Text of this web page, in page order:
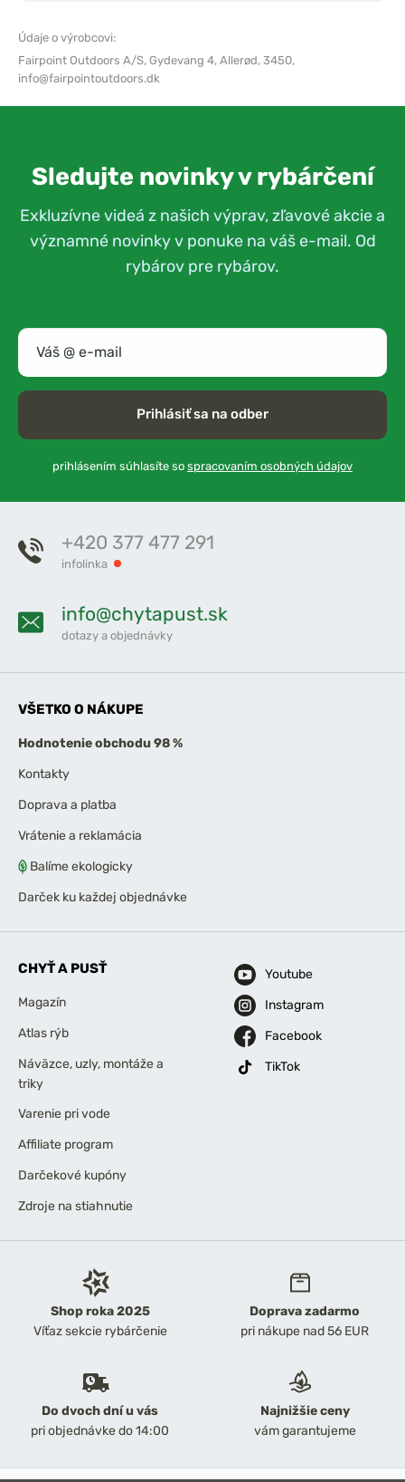
Údaje o výrobcovi:
Fairpoint Outdoors A/S, Gydevang 4, Allerød, 3450,
info@fairpointoutdoors.dk
Sledujte novinky v rybárčení
Exkluzívne videá z našich výprav, zľavové akcie a
významné novinky v ponuke na váš e-mail. Od
rybárov pre rybárov.
Prihlásiť sa na odber
prihlásením súhlasíte so spracovaním osobných údajov
Shop roka 2025
Víťaz sekcie rybárčenie
Doprava zadarmo
pri nákupe nad 56 EUR
Do dvoch dní u vás
pri objednávke do 14:00
Najnižšie ceny
vám garantujeme
+420 377 477 291
infolinka
info@chytapust.sk
dotazy a objednávky
VŠETKO O NÁKUPE
Hodnotenie obchodu 98 %
Kontakty
Doprava a platba
Vrátenie a reklamácia
Balíme ekologicky
Darček ku každej objednávke
CHYŤ A PUSŤ
Magazín
Atlas rýb
Náväzce, uzly, montáže a
triky
Varenie pri vode
Affiliate program
Darčekové kupóny
Zdroje na stiahnutie
Youtube
Instagram
Facebook
TikTok